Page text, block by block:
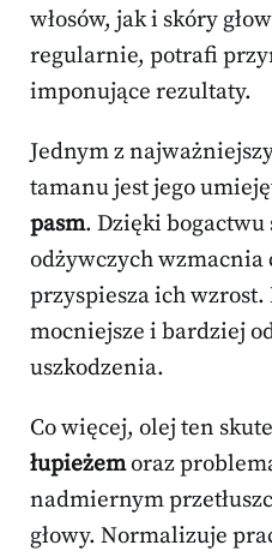
włosów, jak i skóry
regularnie, potrafi
imponujące rezultaty.
Jednym z
tamanu jest jego
pasm. Dzięki bogactwu
odżywczych wzmacnia
przyspiesza ich wzrost.
mocniejsze i bardziej
uszkodzenia.
Co więcej, olej ten
łupieżemoraz
nadmiernym
głowy. Normalizuje